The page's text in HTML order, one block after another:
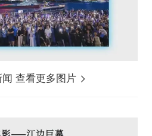
查看更多图片